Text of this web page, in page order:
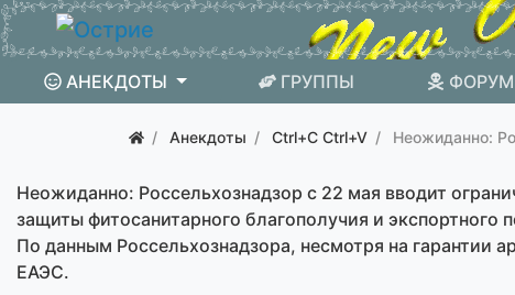
АНЕКДОТЫ ГРУППЫ ФОРУМ
Анекдоты Ctrl+C Ctrl+V Неожиданно:
Неожиданно: Россельхознадзор с 22 мая вводит
защиты фитосанитарного благополучия и экспортного
По данным Россельхознадзора, несмотря на гарантии
ЕАЭС.